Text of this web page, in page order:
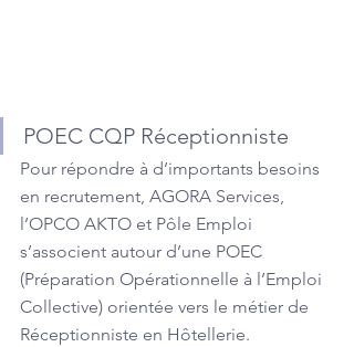
POEC CQP Réceptionniste
Pour répondre à d’importants besoins
en recrutement, AGORA Services,
l’OPCO AKTO et Pôle Emploi
s’associent autour d’une POEC
(Préparation Opérationnelle à l’Emploi
Collective) orientée vers le métier de
Réceptionniste en Hôtellerie.